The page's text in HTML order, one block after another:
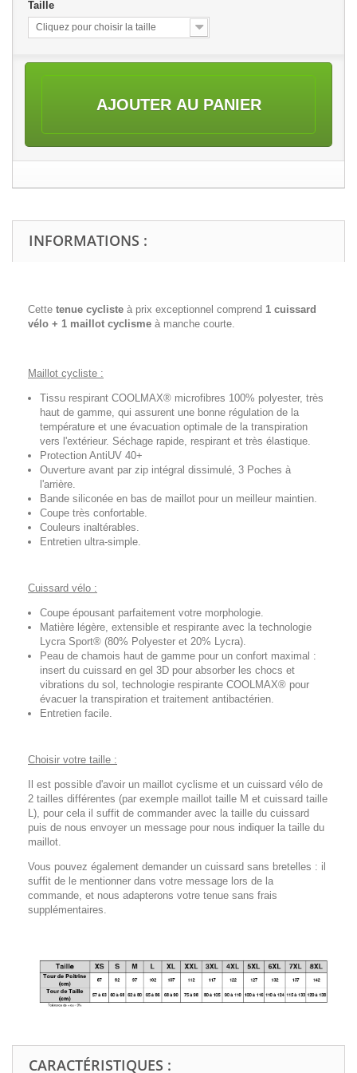
Taille
Cliquez pour choisir la taille
AJOUTER AU PANIER
INFORMATIONS :
Cette tenue cycliste à prix exceptionnel comprend 1 cuissard
vélo + 1 maillot cyclisme à manche courte.
Maillot cycliste :
Tissu respirant COOLMAX® microfibres 100% polyester, très
haut de gamme, qui assurent une bonne régulation de la
température et une évacuation optimale de la transpiration
vers l'extérieur. Séchage rapide, respirant et très élastique.
Protection AntiUV 40+
Ouverture avant par zip intégral dissimulé, 3 Poches à
l'arrière.
Bande siliconée en bas de maillot pour un meilleur maintien.
Coupe très confortable.
Couleurs inaltérables.
Entretien ultra-simple.
Cuissard vélo :
Coupe épousant parfaitement votre morphologie.
Matière légère, extensible et respirante avec la technologie
Lycra Sport® (80% Polyester et 20% Lycra).
Peau de chamois haut de gamme pour un confort maximal :
insert du cuissard en gel 3D pour absorber les chocs et
vibrations du sol, technologie respirante COOLMAX® pour
évacuer la transpiration et traitement antibactérien.
Entretien facile.
Choisir votre taille :
Il est possible d'avoir un maillot cyclisme et un cuissard vélo de
2 tailles différentes (par exemple maillot taille M et cuissard taille
L), pour cela il suffit de commander avec la taille du cuissard
puis de nous envoyer un message pour nous indiquer la taille du
maillot.
Vous pouvez également demander un cuissard sans bretelles : il
suffit de le mentionner dans votre message lors de la
commande, et nous adapterons votre tenue sans frais
supplémentaires.
CARACTÉRISTIQUES :